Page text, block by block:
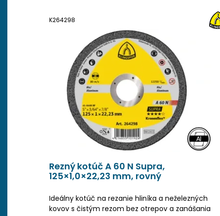
K264298
Rezný kotúč A 60 N Supra,
125×1,0×22,23 mm, rovný
Ideálny kotúč na rezanie hliníka a neželezných
kovov s čistým rezom bez otrepov a zanášania